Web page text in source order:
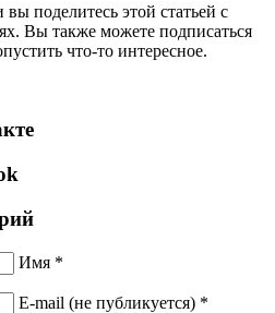
поделитесь этой статьей с
Вы также можете подписаться
что-то интересное.
Имя *
E-mail (не публикуется) *